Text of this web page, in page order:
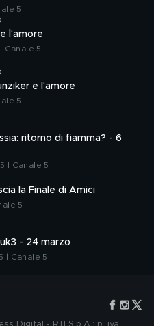
5
l'amore
Canale 5
e l'amore
5
ritorno di fiamma? - 6
| Canale 5
la Finale di Amici
5
- 24 marzo
| Canale 5